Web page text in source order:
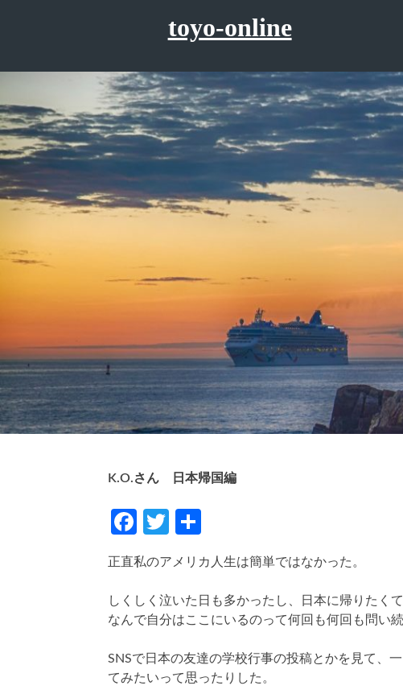
へ
ス
キ
ッ
プ
toyo-online
K.O.さん 日本帰国編
Facebook
Twitter
正直私のアメリカ人生は簡単ではなかった。
しくしく泣いた日も多かったし、日本に帰りたく
なんで自分はここにいるのって何回も何回も問い続
SNSで日本の友達の学校行事の投稿とかを見て、
てみたいって思ったりした。